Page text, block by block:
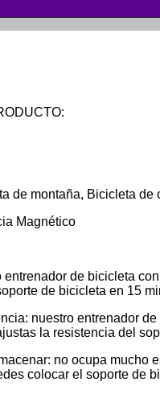
de montaña, Bicicleta de
Magnético
entrenador de bicicleta
de bicicleta en 15
nuestro entrenador
la resistencia del
no ocupa mucho
colocar el soporte de